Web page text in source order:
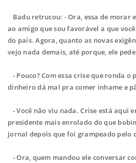
Badu retrucou: - Ora, essa de morar
ao amigo que sou favorável a que
do país. Agora, quanto as novas
vejo nada demais, até porque, ele
- Pouco? Com essa crise que ronda
dinheiro dá mal pra comer inhame e
- Você não viu nada. Crise está aqui
presidente mais enrolado do que
jornal depois que foi grampeado pelo
- Ora, quem mandou ele conversar